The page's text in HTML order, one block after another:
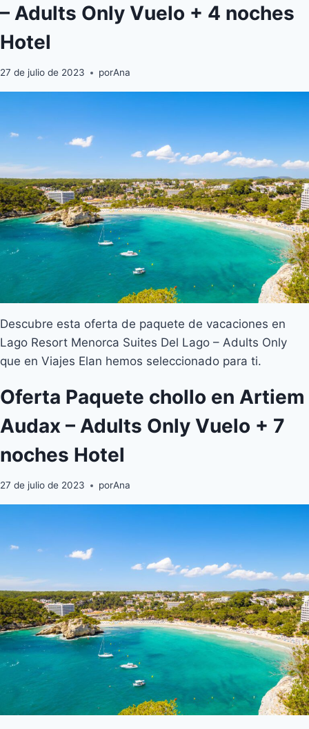
– Adults Only Vuelo + 4 noches
Hotel
27 de julio de 2023 porAna
Descubre esta oferta de paquete de vacaciones en
Lago Resort Menorca Suites Del Lago – Adults Only
que en Viajes Elan hemos seleccionado para ti.
Oferta Paquete chollo en Artiem
Audax – Adults Only Vuelo + 7
noches Hotel
27 de julio de 2023 porAna